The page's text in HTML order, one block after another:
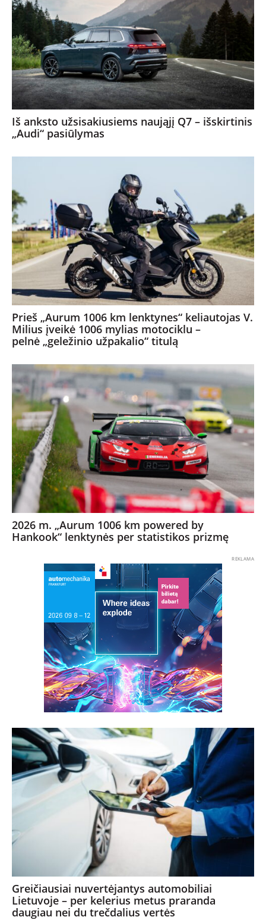
Iš anksto užsisakiusiems naująjį Q7 – išskirtinis
„Audi“ pasiūlymas
Prieš „Aurum 1006 km lenktynes“ keliautojas V.
Milius įveikė 1006 mylias motociklu –
pelnė „geležinio užpakalio“ titulą
2026 m. „Aurum 1006 km powered by
Hankook“ lenktynės per statistikos prizmę
REKLAMA
Greičiausiai nuvertėjantys automobiliai
Lietuvoje – per kelerius metus praranda
daugiau nei du trečdalius vertės